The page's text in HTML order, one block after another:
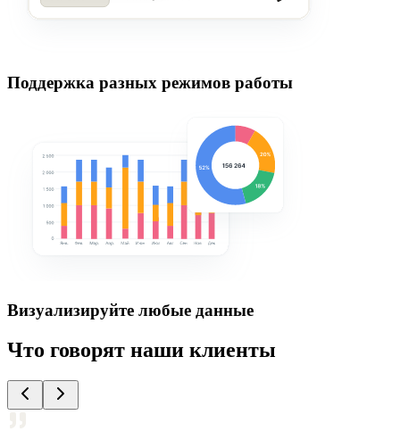
Поддержка разных режимов работы
Визуализируйте любые данные
Что говорят наши клиенты